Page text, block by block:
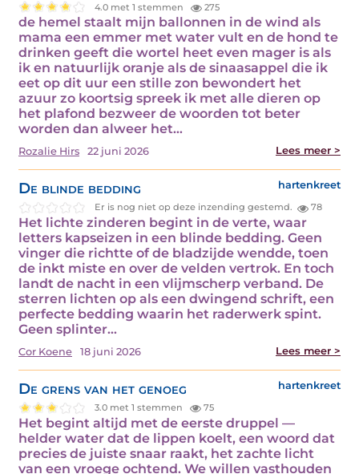
4.0 met 1 stemmen 275
de hemel staalt mijn ballonnen in de wind als
mama een emmer met water vult en de hond te
drinken geeft die wortel heet even mager is als
ik en natuurlijk oranje als de sinaasappel die ik
eet op dit uur een stille zon bewondert het
azuur zo koortsig spreek ik met alle dieren op
het plafond bezweer de woorden tot beter
worden dan alweer het…
Rozalie Hirs 22 juni 2026 Lees meer >
De blinde bedding hartenkreet
Er is nog niet op deze inzending gestemd. 78
Het lichte zinderen begint in de verte, waar
letters kapseizen in een blinde bedding. Geen
vinger die richtte of de bladzijde wendde, toen
de inkt miste en over de velden vertrok. En toch
landt de nacht in een vlijmscherp verband. De
sterren lichten op als een dwingend schrift, een
perfecte bedding waarin het raderwerk spint.
Geen splinter…
Cor Koene 18 juni 2026 Lees meer >
De grens van het genoeg hartenkreet
3.0 met 1 stemmen 75
Het begint altijd met de eerste druppel —
helder water dat de lippen koelt, een woord dat
precies de juiste snaar raakt, het zachte licht
van een vroege ochtend. We willen vasthouden